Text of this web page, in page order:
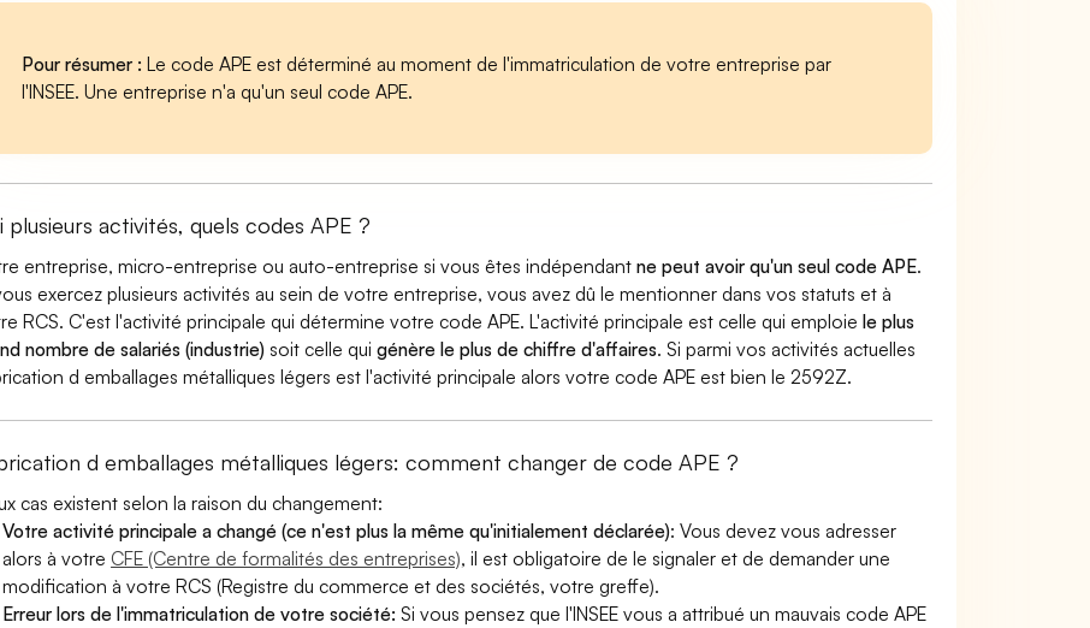
Pour résumer : Le code APE est déterminé au moment de l'immatriculation de votre entreprise par
l'INSEE. Une entreprise n'a qu'un seul code APE.
plusieurs activités, quels codes APE ?
entreprise, micro-entreprise ou auto-entreprise si vous êtes indépendantne peut avoir qu'un seul code APE.
exercez plusieurs activités au sein de votre entreprise, vous avez dû le mentionner dans vos statuts et à
RCS. C'est l'activité principale qui détermine votre code APE. L'activité principale est celle qui emploiele plus
nombre de salariés (industrie) soit celle quigénère le plus de chiffre d'affaires. Si parmi vos activités actuelles
d emballages métalliques légers est l'activité principale alors votre code APE est bien le 2592Z.
d emballages métalliques légers: comment changer de code APE ?
cas existent selon la raison du changement:
Votre activité principale a changé (ce n'est plus la même qu'initialement déclarée): Vous devez vous adresser
alors à votre CFE (Centre de formalités des entreprises), il est obligatoire de le signaler et de demander une
modification à votre RCS (Registre du commerce et des sociétés, votre greffe).
Erreur lors de l'immatriculation de votre société:Si vous pensez que l'INSEE vous a attribué un mauvais code APE